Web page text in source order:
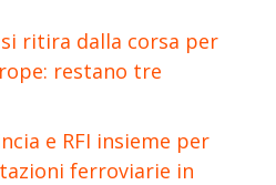
si ritira dalla corsa per
restano tre
e RFI insieme per
ferroviarie in